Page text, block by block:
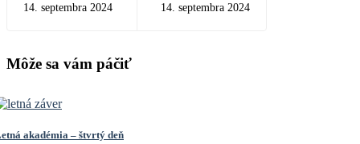
14. septembra 2024
14. septembra 2024
Môže sa vám páčiť
akadémia – štvrtý deň